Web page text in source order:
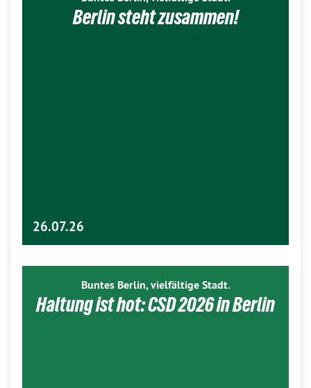
Berlin steht zusammen!
26.07.26
Buntes Berlin, vielfältige Stadt.
Haltung ist hot: CSD 2026 in Berlin